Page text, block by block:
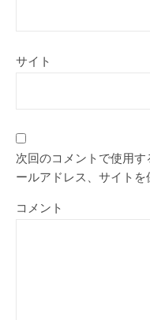
サイト
次回のコメントで使用
ールアドレス、サイトを
コメント